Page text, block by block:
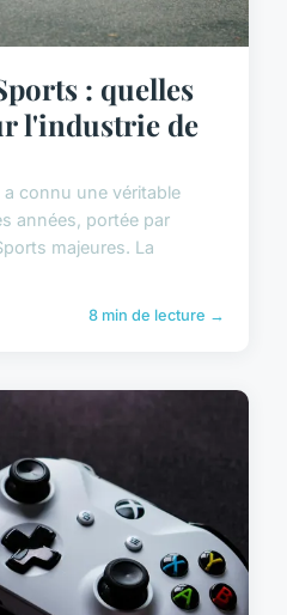
: quelles
l'industrie de
connu une véritable
années, portée par
majeures. La
8 min de lecture →